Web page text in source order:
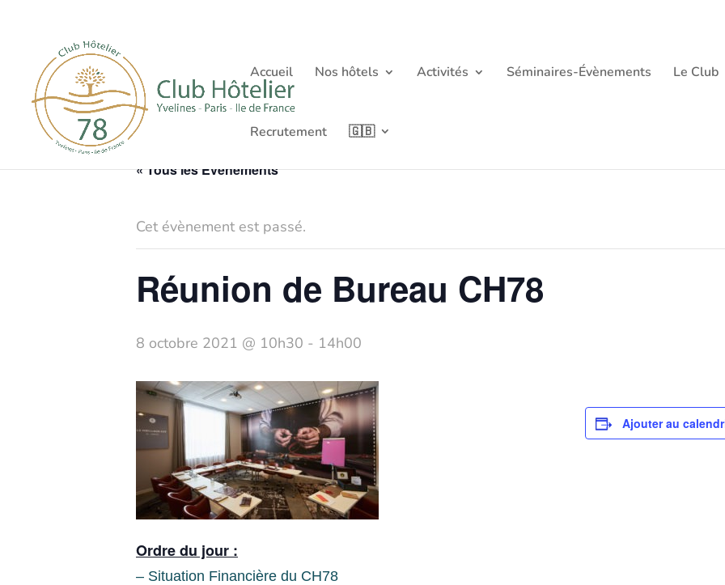
Accueil Nos hôtels Activités Séminaires-Évènements Le Club
Recrutement 🇬🇧
« Tous les Évènements
Cet évènement est passé.
Réunion de Bureau CH78
8 octobre 2021 @ 10h30 - 14h00
Ordre du jour :
– Situation Financière du CH78
Ajouter au